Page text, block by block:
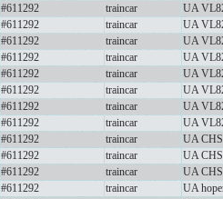
#611292 traincar
UA
#611292 traincar
UA
#611292 traincar
UA
#611292 traincar
UA
#611292 traincar
UA
#611292 traincar
UA
#611292 traincar
UA
#611292 traincar
UA
#611292 traincar
UA
#611292 traincar
UA
#611292 traincar
UA
#611292 traincar
UA